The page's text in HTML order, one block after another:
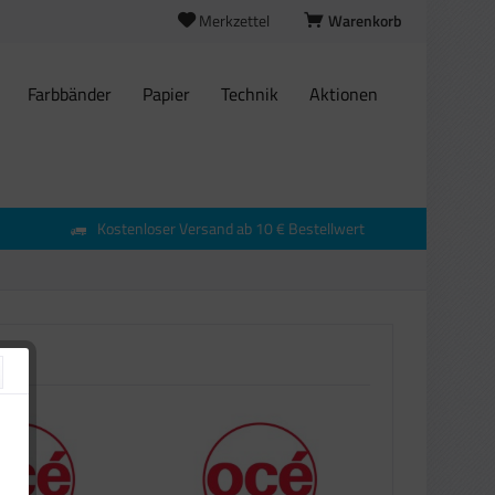
Warenkorb
Merkzettel
Farbbänder Papier Technik Aktionen
Kostenloser Versand ab 10 € Bestellwert